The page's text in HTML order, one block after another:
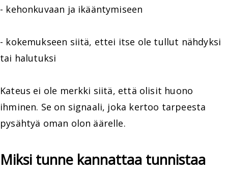
- kehonkuvaan ja ikääntymiseen
- kokemukseen siitä, ettei itse ole tullut nähdyksi
tai halutuksi
Kateus ei ole merkki siitä, että olisit huono
ihminen. Se on signaali, joka kertoo tarpeesta
pysähtyä oman olon äärelle.
Miksi tunne kannattaa tunnistaa